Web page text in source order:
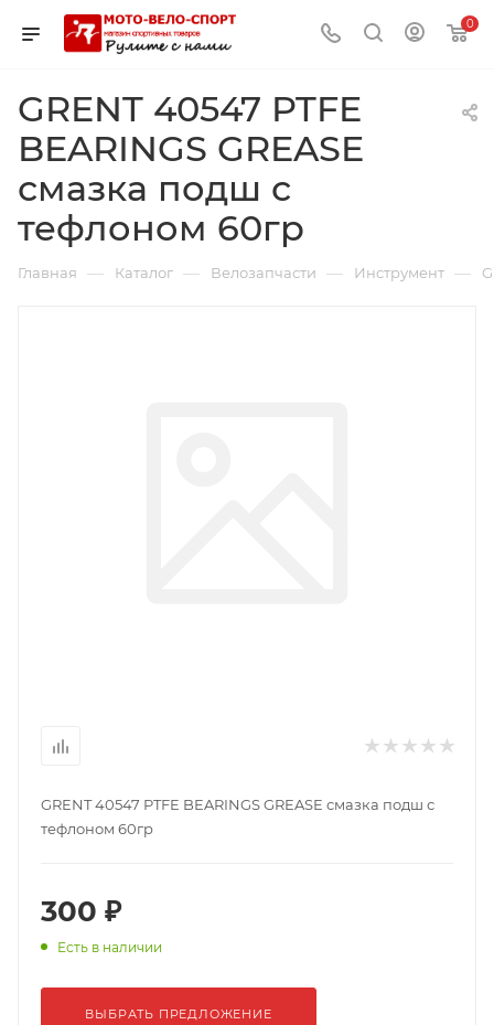
0
GRENT 40547 PTFE
BEARINGS GREASE
смазка подш с
тефлоном 60гр
Главная — Каталог — Велозапчасти — Инструмент —
GRENT 40547 PTFE BEARINGS GREASE смазка подш с
тефлоном 60гр
300 ₽
Есть в наличии
ВЫБРАТЬ ПРЕДЛОЖЕНИЕ